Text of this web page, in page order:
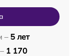
– 5 лет
1 170